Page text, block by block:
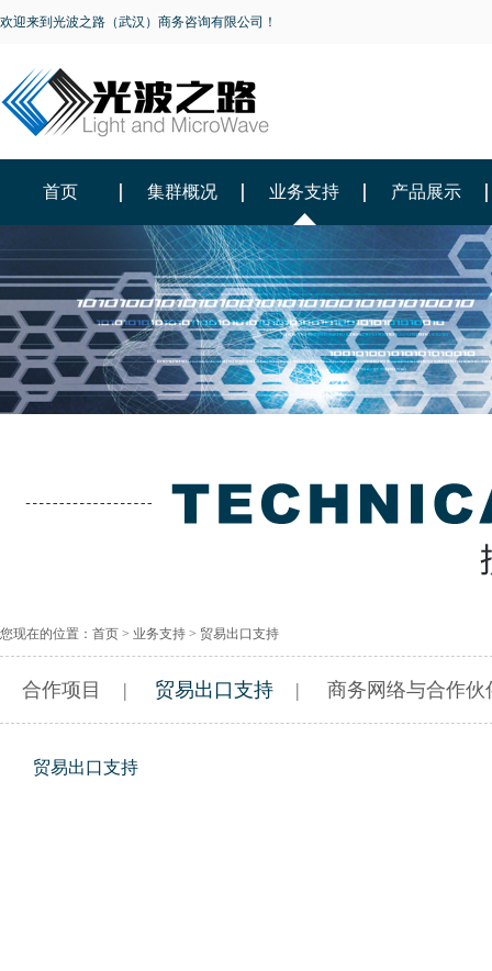
欢迎来到光波之路（武汉）商务咨询有限公司！
首页 集群概况 业务支持 产品展示
您现在的位置： 首页 > 业务支持 > 贸易出口支持
合作项目 | 贸易出口支持 | 商务网络与合作伙
贸易出口支持